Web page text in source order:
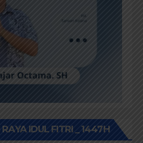
IDUL FITRI _ 1447H